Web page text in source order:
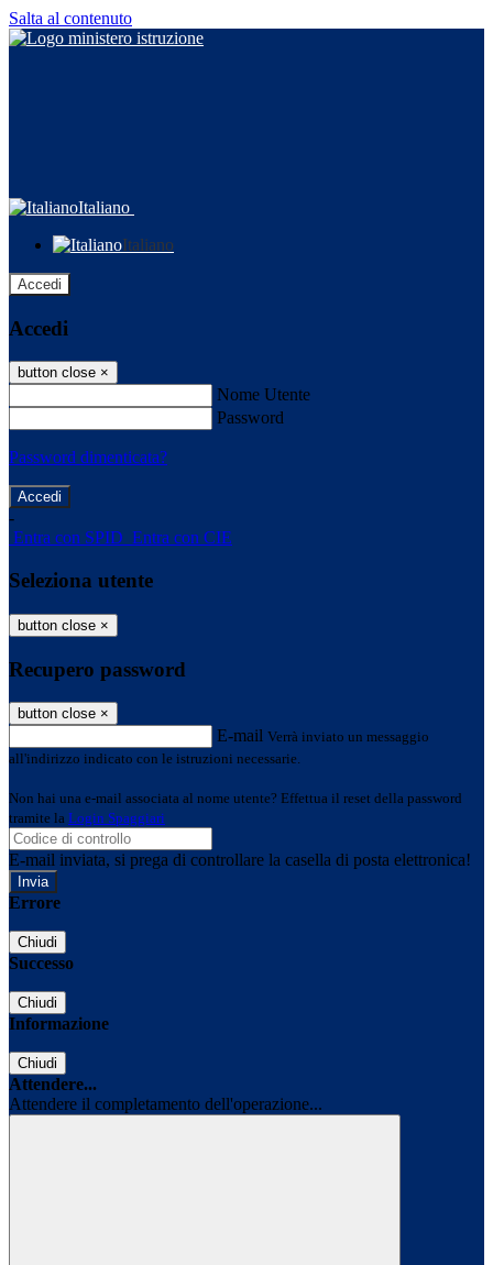
Salta al contenuto
Italiano
Italiano
Accedi
Accedi
button close ×
Nome Utente
Password
Password dimenticata?
-
Entra con SPID Entra con CIE
Seleziona utente
button close ×
Recupero password
button close ×
E-mail Verrà inviato un messaggio
all'indirizzo indicato con le istruzioni necessarie.
Non hai una e-mail associata al nome utente? Effettua il reset della password
tramite la Login Spaggiari
E-mail inviata, si prega di controllare la casella di posta elettronica!
Errore
Chiudi
Successo
Chiudi
Informazione
Chiudi
Attendere...
Attendere il completamento dell'operazione...